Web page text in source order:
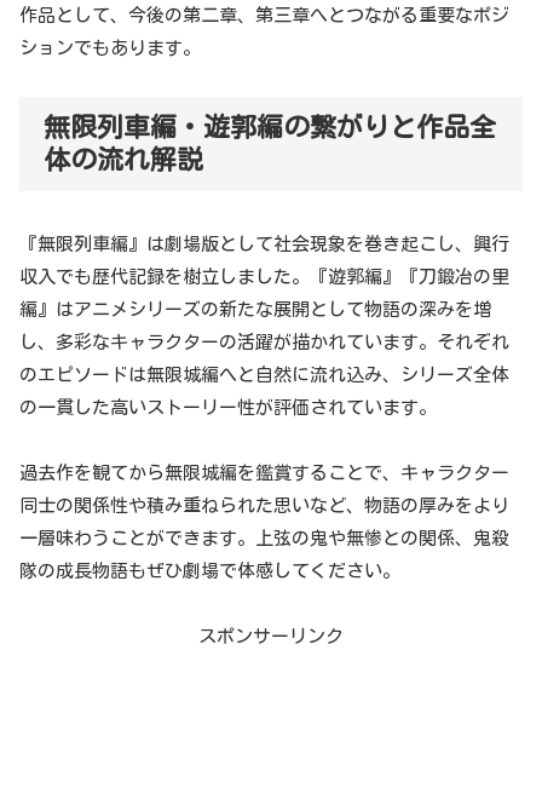
作品として、今後の第二章、第三章へとつながる重要なポジ
ションでもあります。
無限列車編・遊郭編の繋がりと作品全
体の流れ解説
『無限列車編』は劇場版として社会現象を巻き起こし、興行
収入でも歴代記録を樹立しました。『遊郭編』『刀鍛冶の里
編』はアニメシリーズの新たな展開として物語の深みを増
し、多彩なキャラクターの活躍が描かれています。それぞれ
のエピソードは無限城編へと自然に流れ込み、シリーズ全体
の一貫した高いストーリー性が評価されています。
過去作を観てから無限城編を鑑賞することで、キャラクター
同士の関係性や積み重ねられた思いなど、物語の厚みをより
一層味わうことができます。上弦の鬼や無惨との関係、鬼殺
隊の成長物語もぜひ劇場で体感してください。
スポンサーリンク